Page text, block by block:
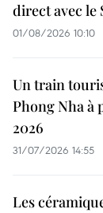
direct avec le
01/08/2026 10:10
Un train
Phong Nha à
2026
31/07/2026 14:55
Les